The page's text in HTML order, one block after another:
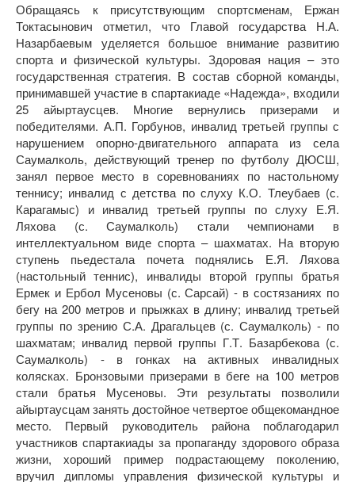
Обращаясь к присутствующим спортсменам, Ержан
Токтасынович отметил, что Главой государства Н.А.
Назарбаевым уделяется большое внимание развитию
спорта и физической культуры. Здоровая нация – это
государственная стратегия. В состав сборной команды,
принимавшей участие в спартакиаде «Надежда», входили
25 айыртаусцев. Многие вернулись призерами и
победителями. А.П. Горбунов, инвалид третьей группы с
нарушением опорно-двигательного аппарата из села
Саумалколь, действующий тренер по футболу ДЮСШ,
занял первое место в соревнованиях по настольному
теннису; инвалид с детства по слуху К.О. Тлеубаев (с.
Карагамыс) и инвалид третьей группы по слуху Е.Я.
Ляхова (с. Саумалколь) стали чемпионами в
интеллектуальном виде спорта – шахматах. На вторую
ступень пьедестала почета поднялись Е.Я. Ляхова
(настольный теннис), инвалиды второй группы братья
Ермек и Ербол Мусеновы (с. Сарсай) - в состязаниях по
бегу на 200 метров и прыжках в длину; инвалид третьей
группы по зрению С.А. Драгальцев (с. Саумалколь) - по
шахматам; инвалид первой группы Г.Т. Базарбекова (с.
Саумалколь) - в гонках на активных инвалидных
колясках. Бронзовыми призерами в беге на 100 метров
стали братья Мусеновы. Эти результаты позволили
айыртаусцам занять достойное четвертое общекомандное
место. Первый руководитель района поблагодарил
участников спартакиады за пропаганду здорового образа
жизни, хороший пример подрастающему поколению,
вручил дипломы управления физической культуры и